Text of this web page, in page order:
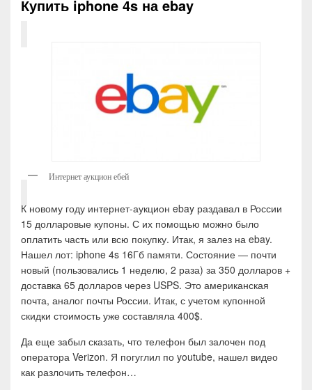
Купить iphone 4s на ebay
Интернет аукцион ебей
К новому году интернет-аукцион ebay раздавал в России
15 долларовые купоны. С их помощью можно было
оплатить часть или всю покупку. Итак, я залез на ebay.
Нашел лот: iphone 4s 16Гб памяти. Состояние — почти
новый (пользовались 1 неделю, 2 раза) за 350 долларов +
доставка 65 долларов через USPS. Это американская
почта, аналог почты России. Итак, с учетом купонной
скидки стоимость уже составляла 400$.
Да еще забыл сказать, что телефон был залочен под
оператора Verizon. Я погуглил по youtube, нашел видео
как разлочить телефон…